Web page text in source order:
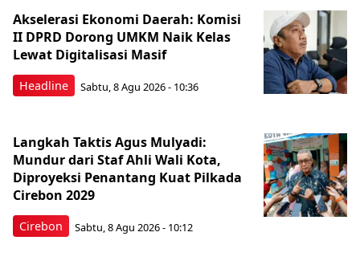
Headline
Akselerasi Ekonomi Daerah: Komisi
II DPRD Dorong UMKM Naik Kelas
Lewat Digitalisasi Masif
Sabtu, 8 Agu 2026 - 10:36
Cirebon
Langkah Taktis Agus Mulyadi:
Mundur dari Staf Ahli Wali Kota,
Diproyeksi Penantang Kuat Pilkada
Cirebon 2029
Sabtu, 8 Agu 2026 - 10:12